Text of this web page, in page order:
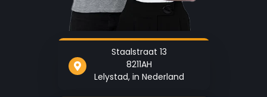
Staalstraat 13
8211AH
Lelystad, in Nederland